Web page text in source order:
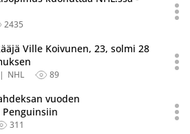
2435
Ville Koivunen, 23, solmi 28
NHL 89
vuoden
311